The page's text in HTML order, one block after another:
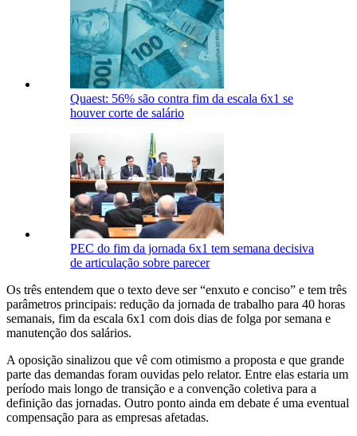
Quaest: 56% são contra fim da escala 6x1 se
houver corte de salário
PEC do fim da jornada 6x1 tem semana decisiva
de articulação sobre parecer
Os três entendem que o texto deve ser “enxuto e conciso” e tem três
parâmetros principais: redução da jornada de trabalho para 40 horas
semanais, fim da escala 6x1 com dois dias de folga por semana e
manutenção dos salários.
A oposição sinalizou que vê com otimismo a proposta e que grande
parte das demandas foram ouvidas pelo relator. Entre elas estaria um
período mais longo de transição e a convenção coletiva para a
definição das jornadas. Outro ponto ainda em debate é uma eventual
compensação para as empresas afetadas.